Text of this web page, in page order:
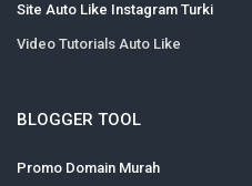
Site Auto Like Instagram Turki
Video Tutorials Auto Like
BLOGGER TOOL
Promo Domain Murah